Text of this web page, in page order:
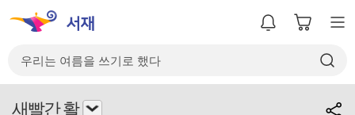
새빨간 활